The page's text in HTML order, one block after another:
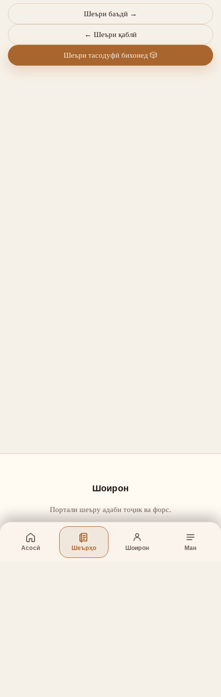
Асосӣ Шеърҳо Шоирон Ман
← Шеъри қаблӣ
Шеъри баъдӣ →
Шеъри тасодуфӣ бихонед 🎲
Шоирон
Портали шеъру адаби тоҷик ва форс.